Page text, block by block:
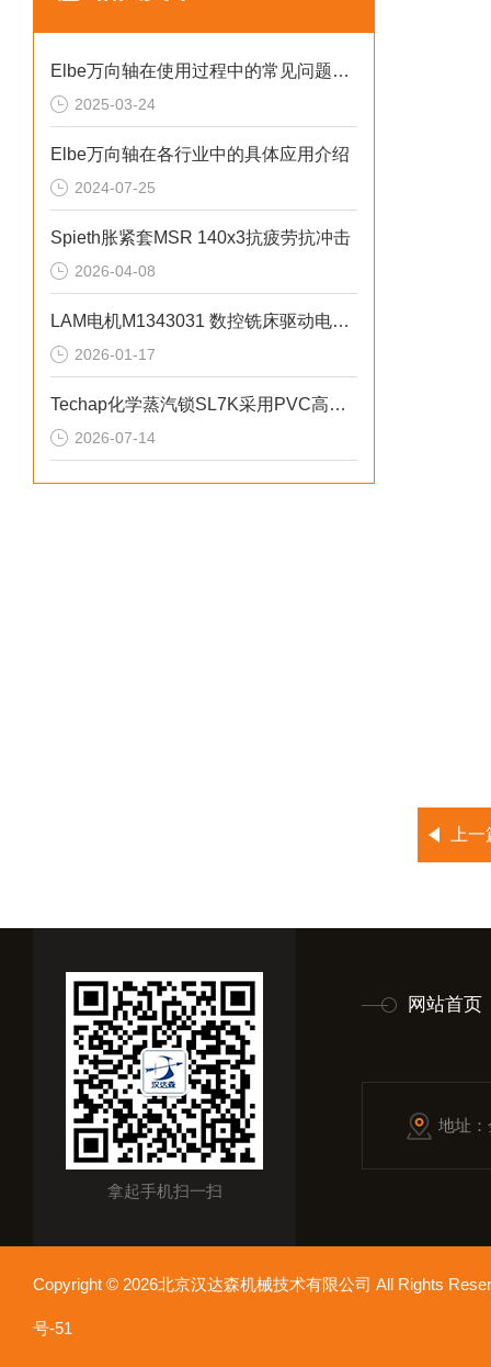
Elbe万向轴在使用过程中的常见问题相应解决方法分享
2025-03-24
Elbe万向轴在各行业中的具体应用介绍
2024-07-25
Spieth胀紧套MSR 140x3抗疲劳抗冲击
2026-04-08
LAM电机M1343031 数控铣床驱动电机应用及全场景适配
2026-01-17
Techap化学蒸汽锁SL7K采用PVC高分子耐腐蚀材质
2026-07-14
上
拿起手机扫一扫
网站首页
地址
Copyright © 2026北京汉达森机械技术有限公司 All Rights
号-51